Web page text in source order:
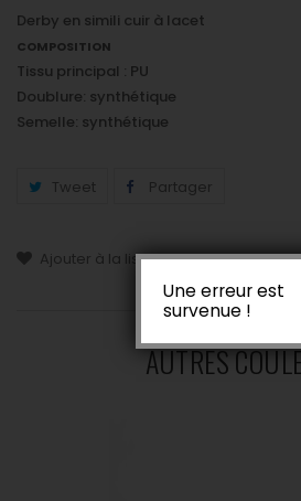
Derby en simili cuir à lacet
COMPOSITION
Tissu principal : PU
Doublure: synthétique
Semelle: synthétique
Tweet Partager
Ajouter à la liste de souhaits
AUTRES
Une erreur est
survenue !